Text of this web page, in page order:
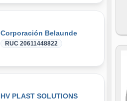
Corporación Belaunde
RUC 20611448822
HV PLAST SOLUTIONS